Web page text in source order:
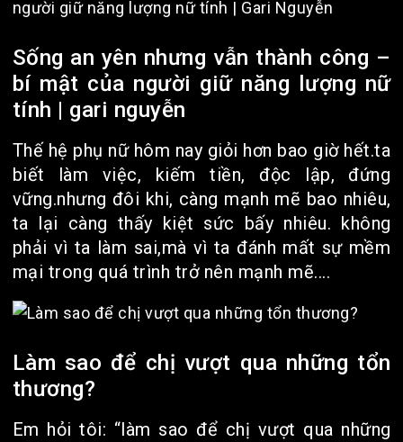
Sống an yên nhưng vẫn thành công –
bí mật của người giữ năng lượng nữ
tính | gari nguyễn
Thế hệ phụ nữ hôm nay giỏi hơn bao giờ hết.ta
biết làm việc, kiếm tiền, độc lập, đứng
vững.nhưng đôi khi, càng mạnh mẽ bao nhiêu,
ta lại càng thấy kiệt sức bấy nhiêu. không
phải vì ta làm sai,mà vì ta đánh mất sự mềm
mại trong quá trình trở nên mạnh mẽ....
Làm sao để chị vượt qua những tổn
thương?
Em hỏi tôi: “làm sao để chị vượt qua những